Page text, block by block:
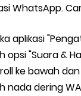
WhatsApp.
aplikasi
opsi "Suara &
ke bawah
nada dering